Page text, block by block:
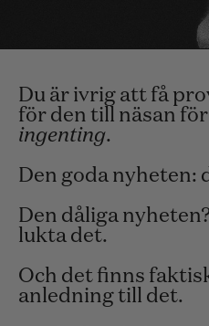
Du är ivrig att få
för den till näsan
ingenting.
Den goda nyheten:
Den dåliga
lukta det.
Och det finns
anledning till det.